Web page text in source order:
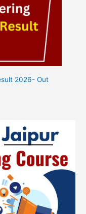
2026- Out